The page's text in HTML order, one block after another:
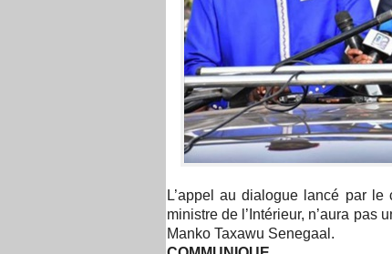
L’appel au dialogue lancé par
ministre de l’Intérieur, n’aura pas
Manko Taxawu Senegaal.